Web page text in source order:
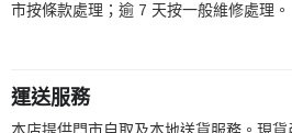
市按條款處理；逾 7 天按一般維修處理。
運送服務